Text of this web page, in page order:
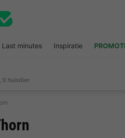
Last minutes Inspiratie
0 huisdier